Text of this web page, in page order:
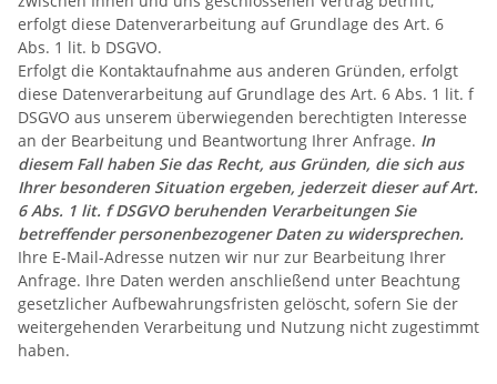
erfolgt diese Datenverarbeitung auf Grundlage des Art. 6
Abs. 1 lit. b DSGVO.
Erfolgt die Kontaktaufnahme aus anderen Gründen, erfolgt
diese Datenverarbeitung auf Grundlage des Art. 6 Abs. 1 lit. f
DSGVO aus unserem überwiegenden berechtigten Interesse
an der Bearbeitung und Beantwortung Ihrer Anfrage. In
diesem Fall haben Sie das Recht, aus Gründen, die sich aus
Ihrer besonderen Situation ergeben, jederzeit dieser auf Art.
6 Abs. 1 lit. f DSGVO beruhenden Verarbeitungen Sie
betreffender personenbezogener Daten zu widersprechen.
Ihre E-Mail-Adresse nutzen wir nur zur Bearbeitung Ihrer
Anfrage. Ihre Daten werden anschließend unter Beachtung
gesetzlicher Aufbewahrungsfristen gelöscht, sofern Sie der
weitergehenden Verarbeitung und Nutzung nicht zugestimmt
haben.